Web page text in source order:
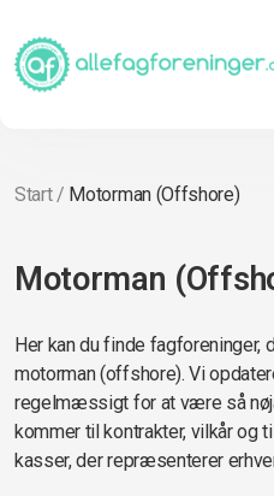
Start/ Motorman (Offshore)
Motorman
Her kan du finde fagforeninger,
motorman (offshore). Vi
regelmæssigt for at være så
kommer til kontrakter, vilkår og
kasser, der repræsenterer